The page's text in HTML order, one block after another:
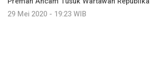
29 Mei 2020 - 19:23 WIB